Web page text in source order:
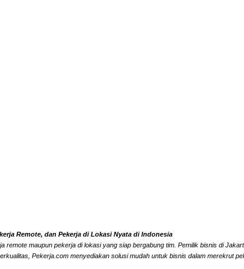
Remote, dan Pekerja di Lokasi Nyata di Indonesia
maupun pekerja di lokasi yang siap bergabung tim. Pemilik bisnis di
Pekerja.com menyediakan solusi mudah untuk bisnis dalam merekrut